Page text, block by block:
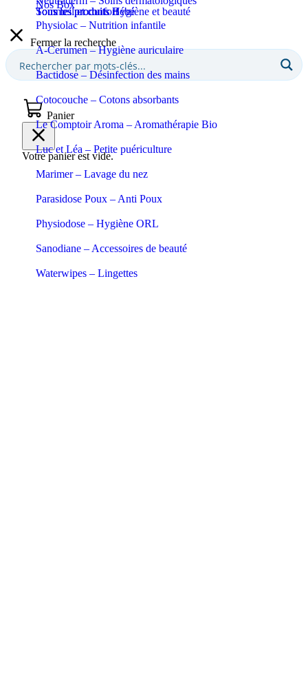
Sommeil et confort
Tous les produits Bébé
Tous les produits Hygiène et beauté
Physiolac – Nutrition infantile
A-Cerumen – Hygiène auriculaire
Bactidose – Désinfection des mains
Cotocouche – Cotons absorbants
Le Comptoir Aroma – Aromathérapie Bio
Luc et Léa – Petite puériculture
Marimer – Lavage du nez
Parasidose Poux – Anti Poux
Physiodose – Hygiène ORL
Sanodiane – Accessoires de beauté
Waterwipes – Lingettes
Nos Box
Fermer la recherche
Panier
Votre panier est vide.